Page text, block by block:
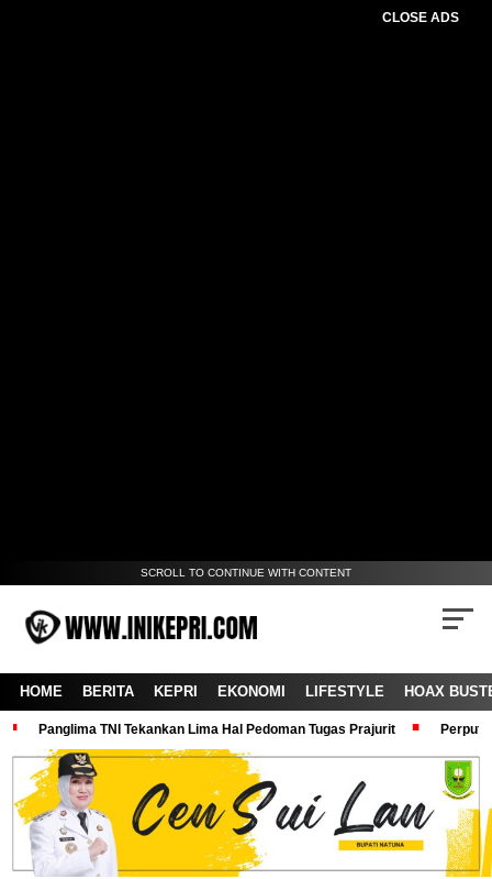
CLOSE ADS
SCROLL TO CONTINUE WITH CONTENT
HOME BERITA KEPRI EKONOMI LIFESTYLE HOAX
Panglima TNI Tekankan Lima Hal Pedoman Tugas Prajurit